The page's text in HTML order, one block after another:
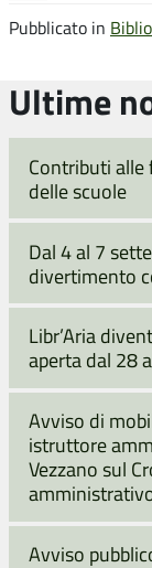
Pubblicato in
Ultime
Contributi alle
delle scuole
Dal 4 al 7
divertimento
Libr’Aria
aperta dal 28
Avviso di
istruttore
Vezzano sul
Avviso